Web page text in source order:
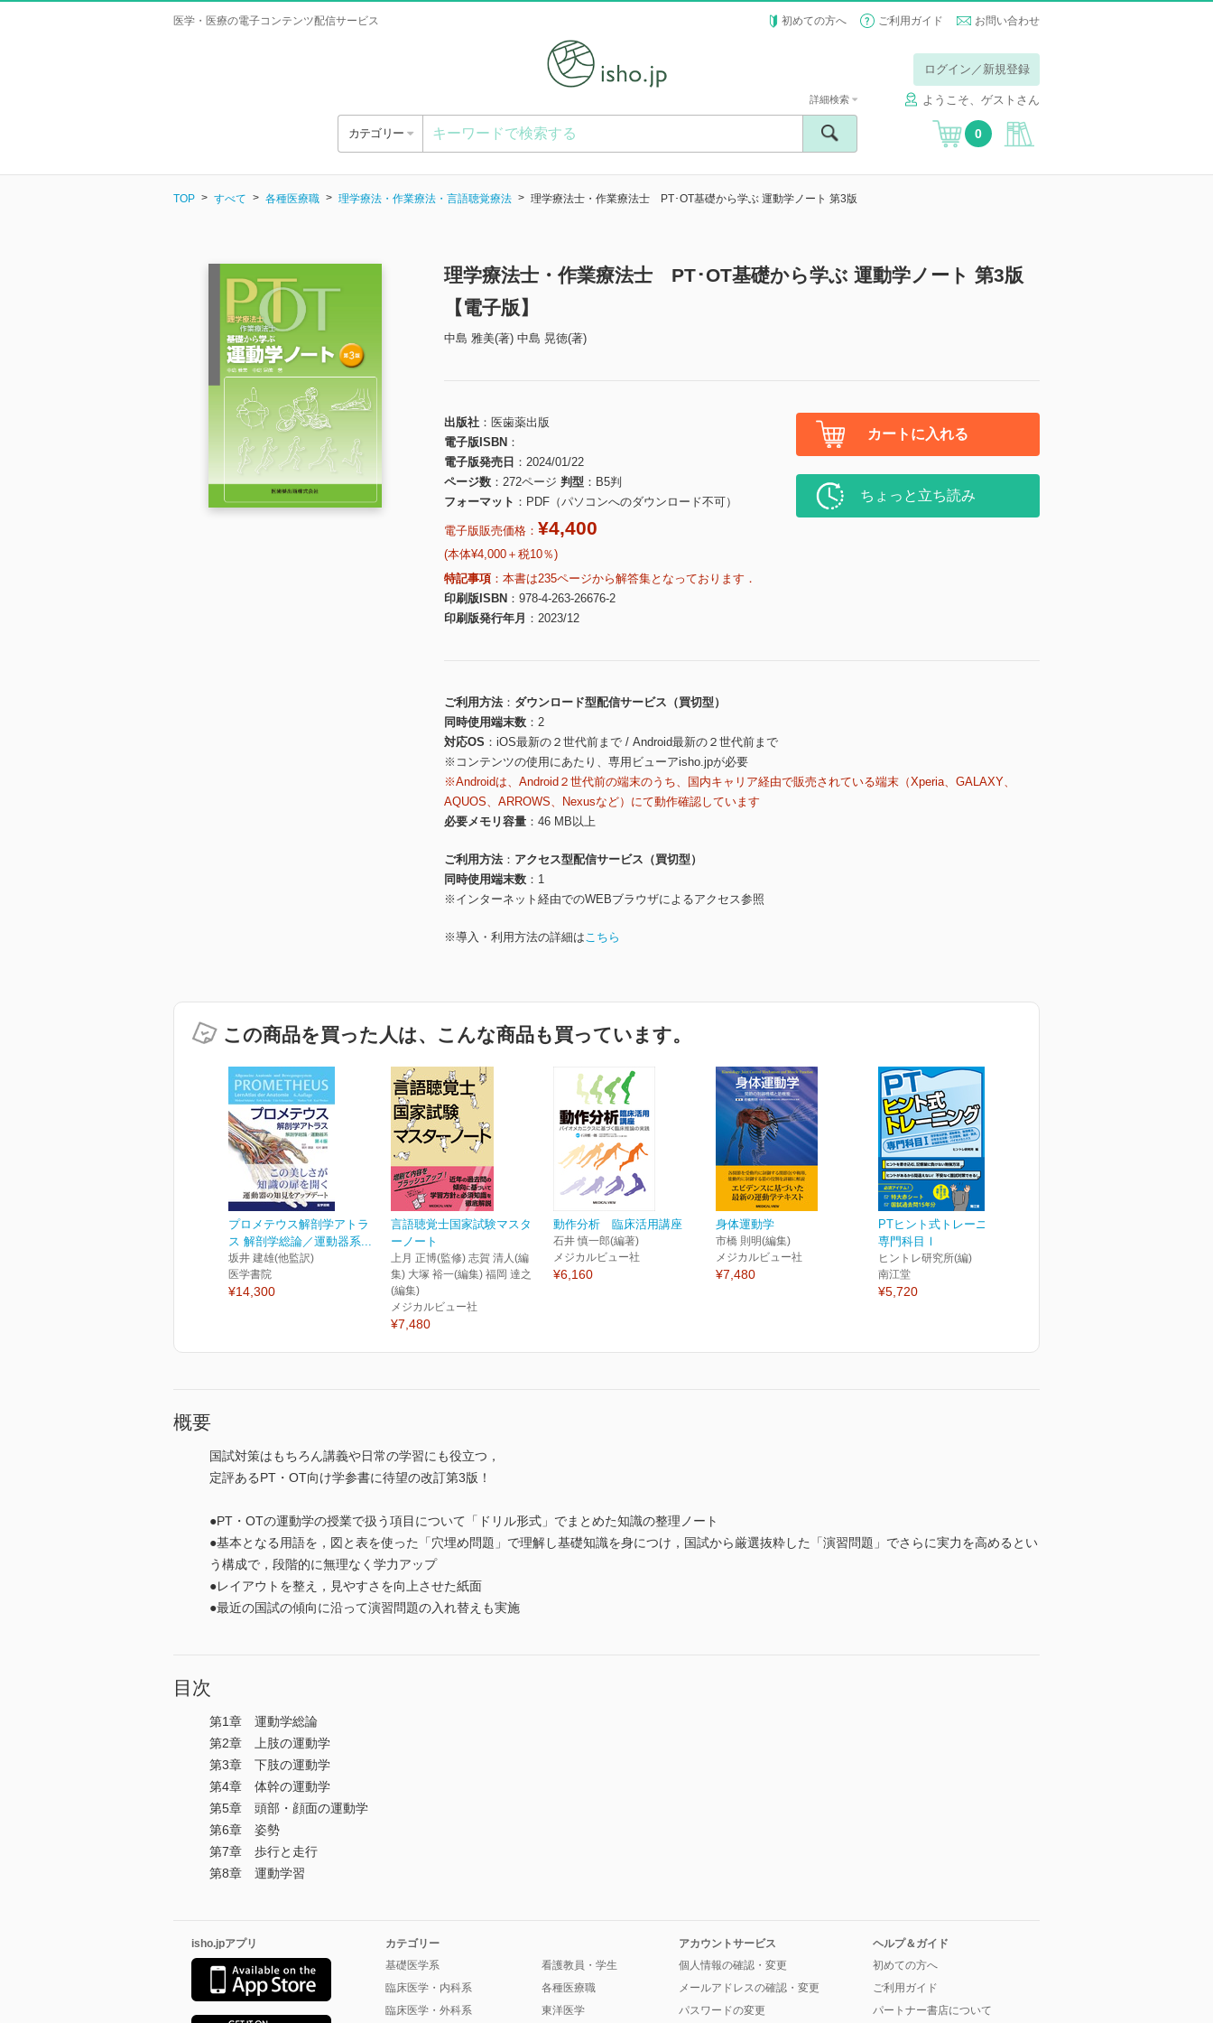
医学・医療の電子コンテンツ配信サービス 初めての方へ ご利用ガイド お問い合わせ
ログイン／新規登録
ようこそ、ゲストさん
カテゴリー
詳細検索
0
TOP すべて 各種医療職 理学療法・作業療法・言語聴覚療法 理学療法士・作業療法士 PT･OT基礎から学ぶ 運動学ノート 第3版
理学療法士・作業療法士 PT･OT基礎から学ぶ 運動学ノート 第3版
【電子版】
中島 雅美(著) 中島 晃徳(著)
出版社
医歯薬出版
電子版ISBN
電子版発売日
2024/01/22
ページ数
272ページ 判型
B5判
フォーマット
PDF（パソコンへのダウンロード不可）
電子版販売価格： ¥4,400
(本体¥4,000＋税10％)
特記事項
本書は235ページから解答集となっております．
印刷版ISBN
978-4-263-26676-2
印刷版発行年月
2023/12
カートに入れる
ちょっと立ち読み
ご利用方法
ダウンロード型配信サービス（買切型）
同時使用端末数
2
対応OS
iOS最新の２世代前まで / Android最新の２世代前まで
※コンテンツの使用にあたり、専用ビューアisho.jpが必要
※Androidは、Android２世代前の端末のうち、国内キャリア経由で販売されている端末（Xperia、GALAXY、
AQUOS、ARROWS、Nexusなど）にて動作確認しています
必要メモリ容量
46 MB以上
ご利用方法
アクセス型配信サービス（買切型）
同時使用端末数
1
※インターネット経由でのWEBブラウザによるアクセス参照
※導入・利用方法の詳細はこちら
この商品を買った人は、こんな商品も買っています。
プロメテウス解剖学アトラ
ス 解剖学総論／運動器系...
坂井 建雄(他監訳)
医学書院
¥14,300
言語聴覚士国家試験マスタ
ーノート
上月 正博(監修) 志賀 清人(編
集) 大塚 裕一(編集) 福岡 達之
(編集)
メジカルビュー社
¥7,480
動作分析 臨床活用講座
石井 慎一郎(編著)
メジカルビュー社
¥6,160
身体運動学
市橋 則明(編集)
メジカルビュー社
¥7,480
PTヒント式トレーニング
専門科目Ⅰ
ヒントレ研究所(編)
南江堂
¥5,720
概要
国試対策はもちろん講義や日常の学習にも役立つ，
定評あるPT・OT向け学参書に待望の改訂第3版！
●PT・OTの運動学の授業で扱う項目について「ドリル形式」でまとめた知識の整理ノート
●基本となる用語を，図と表を使った「穴埋め問題」で理解し基礎知識を身につけ，国試から厳選抜粋した「演習問題」でさらに実力を高めるとい
う構成で，段階的に無理なく学力アップ
●レイアウトを整え，見やすさを向上させた紙面
●最近の国試の傾向に沿って演習問題の入れ替えも実施
目次
第1章 運動学総論
第2章 上肢の運動学
第3章 下肢の運動学
第4章 体幹の運動学
第5章 頭部・顔面の運動学
第6章 姿勢
第7章 歩行と走行
第8章 運動学習
isho.jpアプリ
カテゴリー
基礎医学系
臨床医学・内科系
臨床医学・外科系
看護教員・学生
各種医療職
東洋医学
アカウントサービス
個人情報の確認・変更
メールアドレスの確認・変更
パスワードの変更
ヘルプ＆ガイド
初めての方へ
ご利用ガイド
パートナー書店について